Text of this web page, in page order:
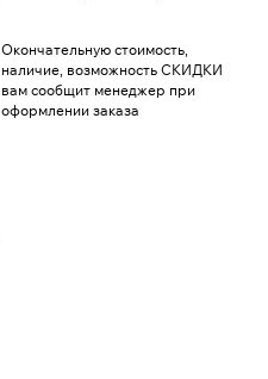
Окончательную стоимость,
наличие, возможность СКИДКИ
вам сообщит менеджер при
оформлении заказа